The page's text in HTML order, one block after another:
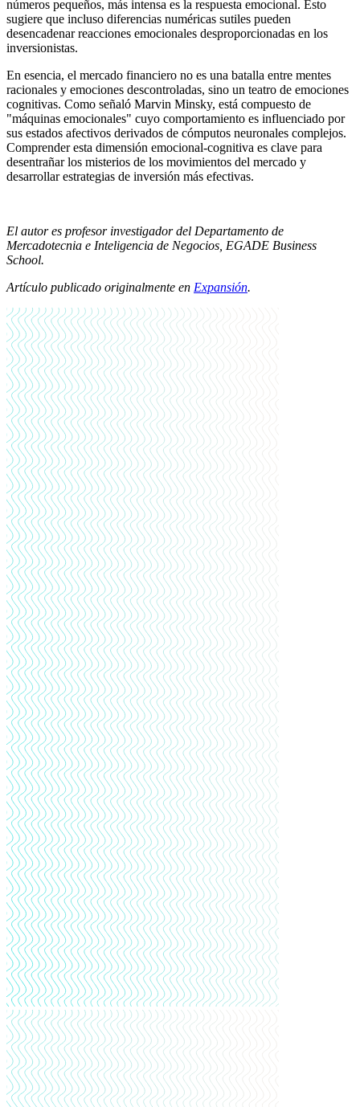
números pequeños, más intensa es la respuesta emocional. Esto
sugiere que incluso diferencias numéricas sutiles pueden
desencadenar reacciones emocionales desproporcionadas en los
inversionistas.
En esencia, el mercado financiero no es una batalla entre mentes
racionales y emociones descontroladas, sino un teatro de emociones
cognitivas. Como señaló Marvin Minsky, está compuesto de
"máquinas emocionales" cuyo comportamiento es influenciado por
sus estados afectivos derivados de cómputos neuronales complejos.
Comprender esta dimensión emocional-cognitiva es clave para
desentrañar los misterios de los movimientos del mercado y
desarrollar estrategias de inversión más efectivas.
El autor es profesor investigador del Departamento de
Mercadotecnia e Inteligencia de Negocios, EGADE Business
School.
Artículo publicado originalmente en Expansión.